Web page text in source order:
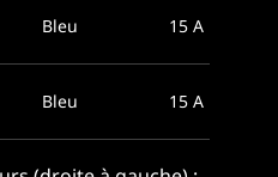
Bleu 15 A
Bleu 15 A